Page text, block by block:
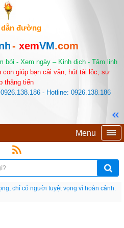
đường
- xemVM.com
bói - Xem ngày – Kinh dịch - Tâm linh
giúp bạn cải vận, hút tài lộc, sự
thăng tiến
- Hotline: 0926.138.186
Menu
dù đi vạn dặm đường cũng chỉ là anh đưa